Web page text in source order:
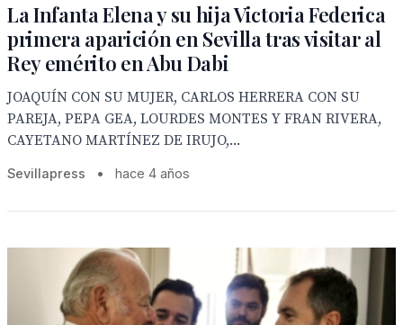
La Infanta Elena y su hija Victoria Federica
primera aparición en Sevilla tras visitar al
Rey emérito en Abu Dabi
JOAQUÍN CON SU MUJER, CARLOS HERRERA CON SU
PAREJA, PEPA GEA, LOURDES MONTES Y FRAN RIVERA,
CAYETANO MARTÍNEZ DE IRUJO,...
Sevillapress • hace 4 años